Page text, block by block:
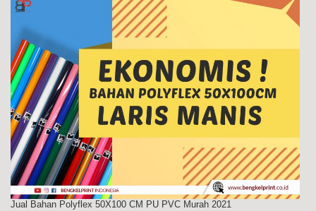
Jual Bahan Polyflex 50X100 CM PU PVC Murah 2021